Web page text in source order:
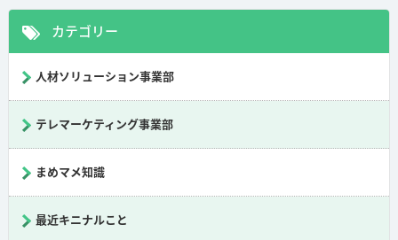
カテゴリー
人材ソリューション事業部
テレマーケティング事業部
まめマメ知識
最近キニナルこと